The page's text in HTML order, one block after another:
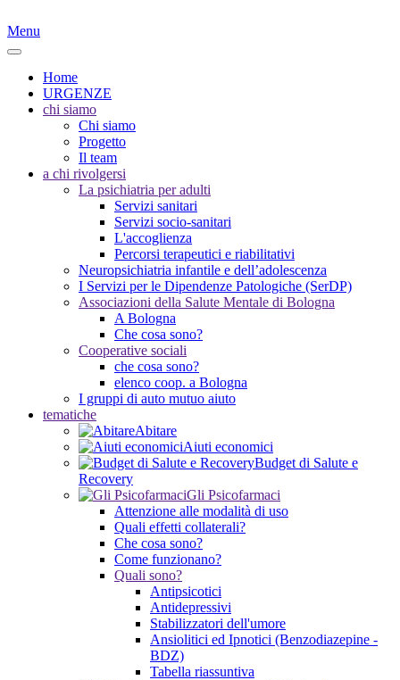
Menu
Home
URGENZE
chi siamo
Chi siamo
Progetto
Il team
a chi rivolgersi
La psichiatria per adulti
Servizi sanitari
Servizi socio-sanitari
L'accoglienza
Percorsi terapeutici e riabilitativi
Neuropsichiatria infantile e dell’adolescenza
I Servizi per le Dipendenze Patologiche (SerDP)
Associazioni della Salute Mentale di Bologna
A Bologna
Che cosa sono?
Cooperative sociali
che cosa sono?
elenco coop. a Bologna
I gruppi di auto mutuo aiuto
tematiche
Abitare
Aiuti economici
Budget di Salute e
Recovery
Gli Psicofarmaci
Attenzione alle modalità di uso
Quali effetti collaterali?
Che cosa sono?
Come funzionano?
Quali sono?
Antipsicotici
Antidepressivi
Stabilizzatori dell'umore
Ansiolitici ed Ipnotici (Benzodiazepine -
BDZ)
Tabella riassuntiva